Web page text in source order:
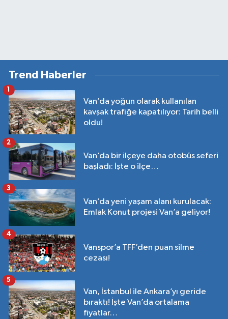
Trend Haberler
Van’da yoğun olarak kullanılan
kavşak trafiğe kapatılıyor: Tarih belli
oldu!
1
Van’da bir ilçeye daha otobüs seferi
başladı: İşte o ilçe…
2
Van’da yeni yaşam alanı kurulacak:
Emlak Konut projesi Van’a geliyor!
3
Vanspor’a TFF’den puan silme
cezası!
4
Van, İstanbul ile Ankara’yı geride
bıraktı! İşte Van’da ortalama
fiyatlar…
5